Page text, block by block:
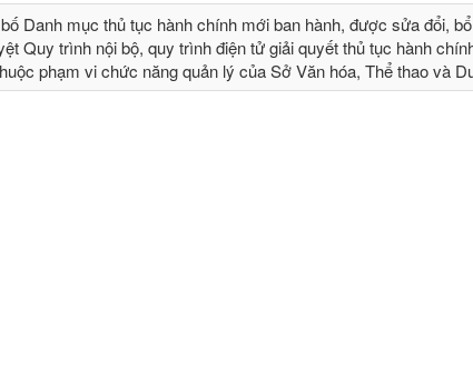
Danh mục thủ tục hành chính mới ban hành, được sửa đổi,
Quy trình nội bộ, quy trình điện tử giải quyết thủ tục hành
phạm vi chức năng quản lý của Sở Văn hóa, Thể thao và